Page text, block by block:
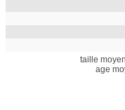
taille
age